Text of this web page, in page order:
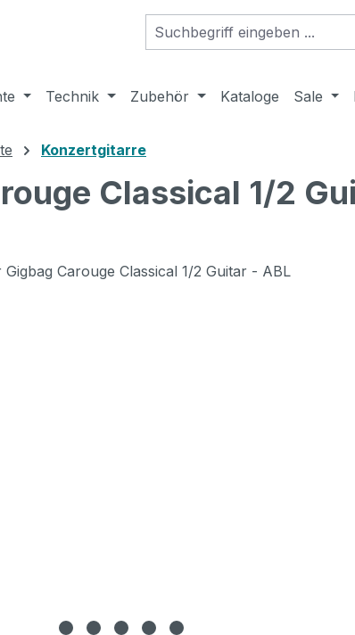
Technik Zubehör Kataloge Sale
Konzertgitarre
Classical 1/2